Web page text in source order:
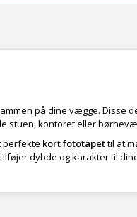
på dine vægge.
stuen, kontoret eller
perfekte kort fototapettil at
dybde og karakter til